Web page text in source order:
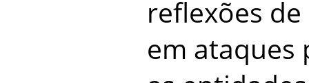
reflexões
em ataques